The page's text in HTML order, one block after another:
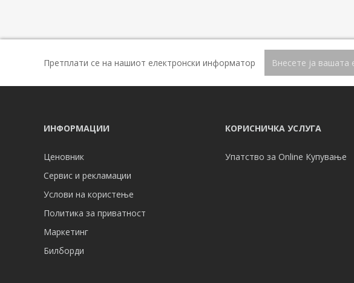
Претплати се на нашиот електронски информатор
ИНФОРМАЦИИ
Ценовник
Сервис и рекламации
Услови на користење
Политика за приватност
Маркетинг
Билборди
КОРИСНИЧКА УСЛУГА
Упатство за Online Купување